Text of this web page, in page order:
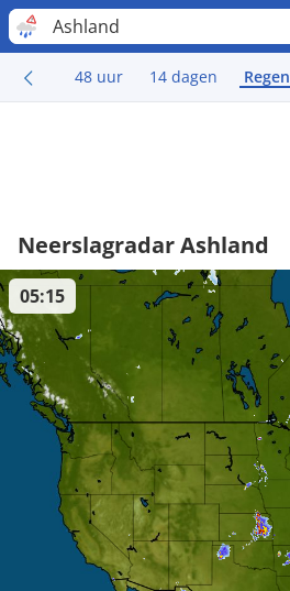
Ashland
48 uur 14 dagen Regen
Neerslagradar Ashland
05:15